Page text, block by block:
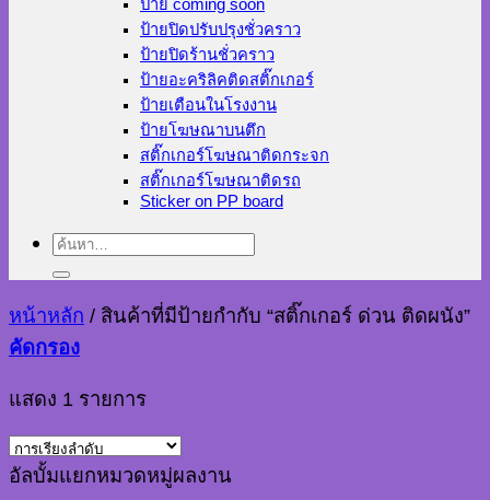
ป้าย coming soon
ป้ายปิดปรับปรุงชั่วคราว
ป้ายปิดร้านชั่วคราว
ป้ายอะคริลิคติดสติ๊กเกอร์
ป้ายเตือนในโรงงาน
ป้ายโฆษณาบนตึก
สติ๊กเกอร์โฆษณาติดกระจก
สติ๊กเกอร์โฆษณาติดรถ
Sticker on PP board
ค้นหา:
หน้าหลัก / สินค้าที่มีป้ายกำกับ “สติ๊กเกอร์ ด่วน ติดผนัง”
คัดกรอง
แสดง 1 รายการ
อัลบั้มแยกหมวดหมู่ผลงาน